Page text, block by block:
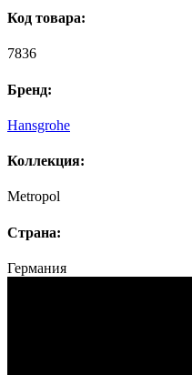
Код товара:
7836
Бренд:
Hansgrohe
Коллекция:
Metropol
Страна:
Германия